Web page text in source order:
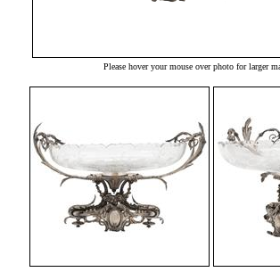
Please hover your mouse over photo for larger